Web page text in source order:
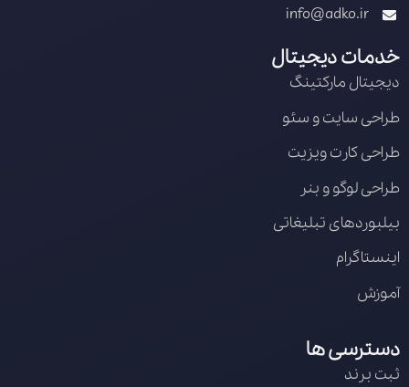
info@adko.ir
خدمات دیجیتال
دیجیتال مارکتینگ
طراحی سایت و سئو
طراحی کارت ویزیت
طراحی لوگو و بنر
بیلبوردهای تبلیغاتی
اینستاگرام
آموزش
دسترسی ها
ثبت برند